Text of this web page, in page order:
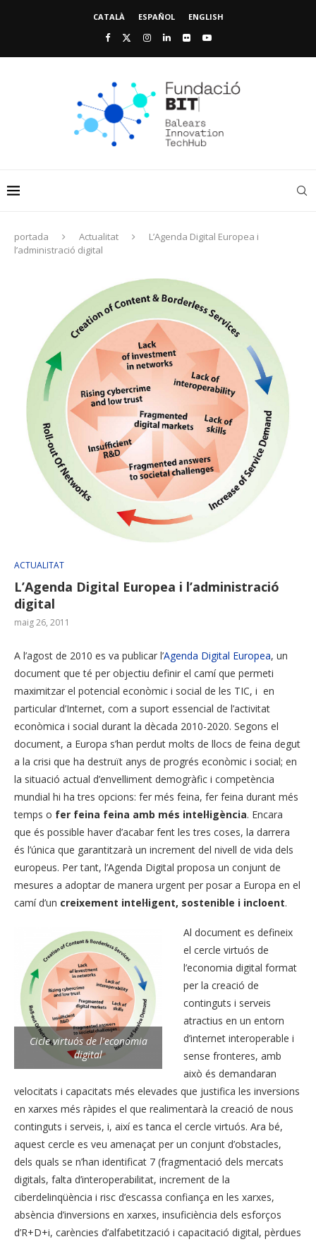
CATALÀ ESPAÑOL ENGLISH
portada Actualitat
L’Agenda Digital Europea i
l’administració digital
ACTUALITAT
L’Agenda Digital Europea i l’administració
digital
maig 26, 2011
A l’agost de 2010 es va publicar l’Agenda Digital Europea, un
document que té per objectiu definir el camí que permeti
maximitzar el potencial econòmic i social de les TIC, i en
particular d’Internet, com a suport essencial de l’activitat
econòmica i social durant la dècada 2010-2020. Segons el
document, a Europa s’han perdut molts de llocs de feina degut
a la crisi que ha destruït anys de progrés econòmic i social; en
la situació actual d’envelliment demogràfic i competència
mundial hi ha tres opcions: fer més feina, fer feina durant més
temps o fer feina feina amb més intel·ligència. Encara
que és possible haver d’acabar fent les tres coses, la darrera
és l’única que garantitzarà un increment del nivell de vida dels
europeus. Per tant, l’Agenda Digital proposa un conjunt de
mesures a adoptar de manera urgent per posar a Europa en el
camí d’un creixement intel·ligent, sostenible i incloent.
Cicle virtuós de l'economia
digital
Al document es defineix
el cercle virtuós de
l’economia digital format
per la creació de
continguts i serveis
atractius en un entorn
d’internet interoperable i
sense fronteres, amb
això és demandaran
velocitats i capacitats més elevades que justifica les inversions
en xarxes més ràpides el que realimentarà la creació de nous
continguts i serveis, i, així es tanca el cercle virtuós. Ara bé,
aquest cercle es veu amenaçat per un conjunt d’obstacles,
dels quals se n’han identificat 7 (fragmentació dels mercats
digitals, falta d’interoperabilitat, increment de la
ciberdelinqüència i risc d’escassa confiança en les xarxes,
absència d’inversions en xarxes, insuficiència dels esforços
d’R+D+i, carències d’alfabetització i capacitació digital, pèrdues